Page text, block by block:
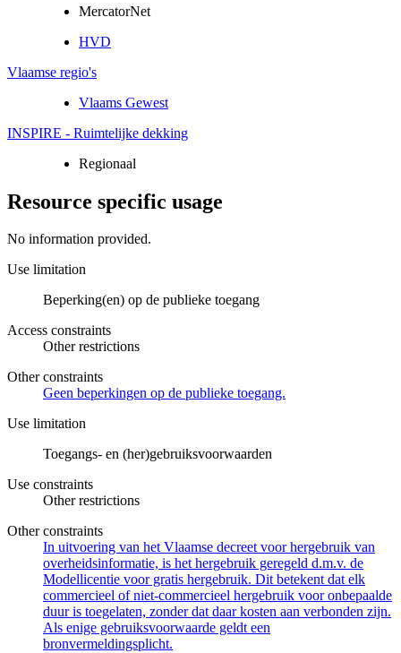
MercatorNet
HVD
Vlaamse regio's
Vlaams Gewest
INSPIRE - Ruimtelijke dekking
Regionaal
Resource specific usage
No information provided.
Use limitation
Beperking(en) op de publieke toegang
Access constraints
Other restrictions
Other constraints
Geen beperkingen op de publieke toegang.
Use limitation
Toegangs- en (her)gebruiksvoorwaarden
Use constraints
Other restrictions
Other constraints
In uitvoering van het Vlaamse decreet voor hergebruik van
overheidsinformatie, is het hergebruik geregeld d.m.v. de
Modellicentie voor gratis hergebruik. Dit betekent dat elk
commercieel of niet-commercieel hergebruik voor onbepaalde
duur is toegelaten, zonder dat daar kosten aan verbonden zijn.
Als enige gebruiksvoorwaarde geldt een
bronvermeldingsplicht.